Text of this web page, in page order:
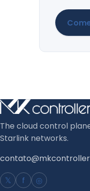
The cloud control
Starlink networks.
𝕏
f ◎